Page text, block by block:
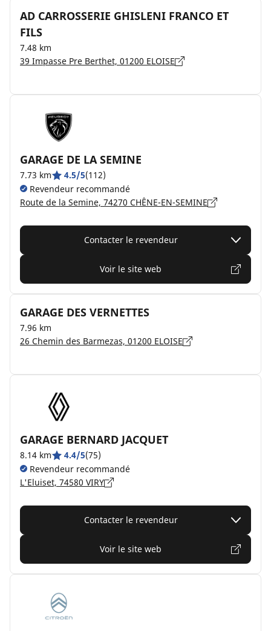
AD CARROSSERIE GHISLENI FRANCO ET
FILS
7.48 km
39 Impasse Pre Berthet, 01200 ELOISE
GARAGE DE LA SEMINE
7.73 km 4.5/5(112)
Revendeur recommandé
Route de la Semine, 74270 CHÊNE-EN-SEMINE
Contacter le revendeur
Voir le site web
GARAGE DES VERNETTES
7.96 km
26 Chemin des Barmezas, 01200 ELOISE
GARAGE BERNARD JACQUET
8.14 km 4.4/5(75)
Revendeur recommandé
L'Eluiset, 74580 VIRY
Contacter le revendeur
Voir le site web